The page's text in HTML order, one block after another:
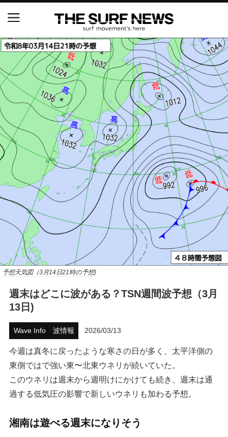
予想天気図（3月14日21時の予想)
週末はどこに波がある？TSN週間波予想（3月
13日)
Wave Info 波情報 2026/03/13
今週は真冬に戻ったような寒さの日が多く、太平洋側の
東側ではで強い東〜北東ウネリが続いていた。
このウネリは週末から週明けにかけても続き、週末は通
過する低気圧の影響で新しいウネリも加わる予想。
湘南は遊べる週末になりそう
NSAと茅ヶ崎市が包括連携協定を締結 自治体との
協定は全国初、サーフィンを軸に地域活性化へ
【五十嵐カノア独占インタビュー】旧友レオ、ジャ
ックとの豪華プライベートセッション
S.ONE ショート＆ロング開幕戦・現地リポート（高
橋みなと）
ニュース
特集
試合
ホリデースタイル
ウェストジャパン
FOLLOW US ON